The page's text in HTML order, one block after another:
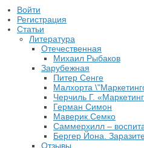
Войти
Регистрация
Статьи
Литература
Отечественная
Михаил Рыбаков
Зарубежная
Питер Сенге
Малхорта
Черчиль Г.
Герман Симон
Маверик.Семко
Саммерхилл –
Бергер Йона.
Отзывы